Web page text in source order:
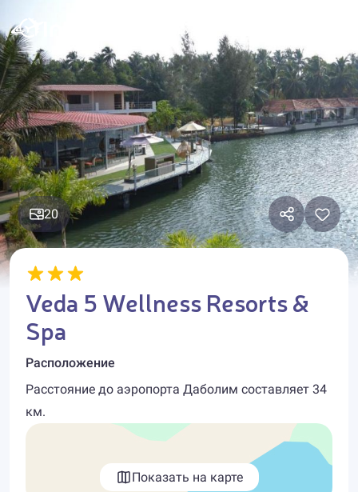
20
Veda 5 Wellness Resorts &
Spa
Расположение
Расстояние до аэропорта Даболим составляет 34
км.
Показать на карте